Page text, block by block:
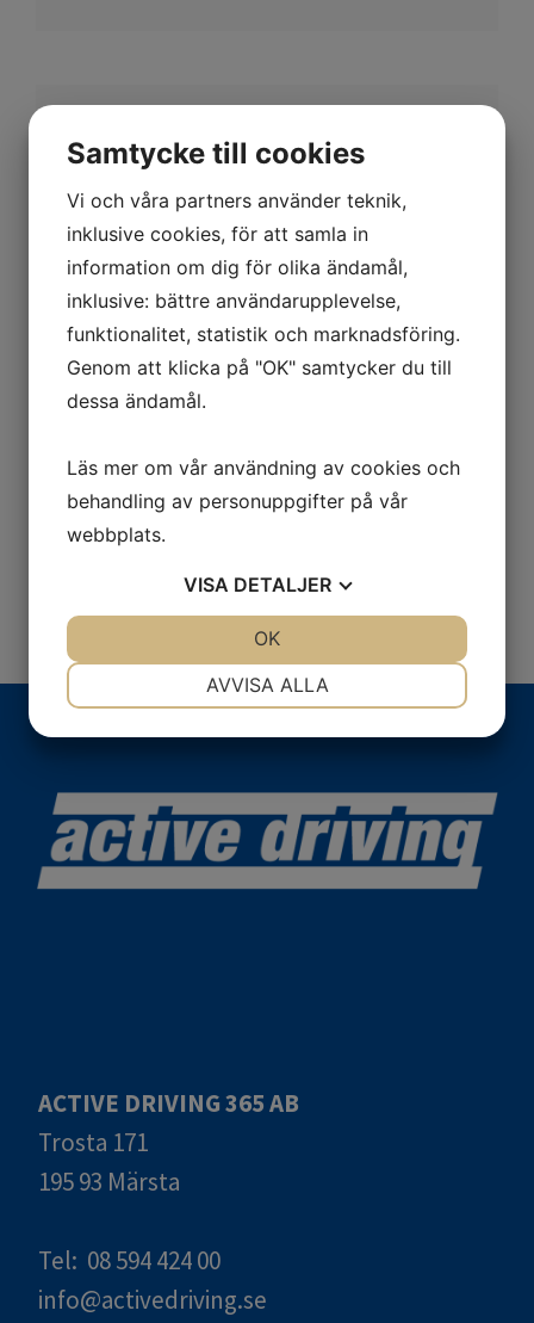
Behöver deltagarna ha
körkort?
Ingår mat och specialkost?
Vad gäller för avbokning?
Hur sker
fakturering/betalning?
Vilket språk hålls
utbildningarna på?
efter kursen?
Hur kontaktar vi er?
ACTIVE DRIVING 365 AB
Trosta 171
195 93 Märsta
Tel: 08 594 424 00
info@activedriving.se
Samtycke till cookies
Vi och våra partners använder teknik,
inklusive cookies, för att samla in
information om dig för olika ändamål,
inklusive: bättre användarupplevelse,
funktionalitet, statistik och marknadsföring.
Genom att klicka på "OK" samtycker du till
dessa ändamål.
Läs mer om vår användning av cookies och
behandling av personuppgifter på vår
webbplats.
VISA DETALJER
AVVISA ALLA
OK